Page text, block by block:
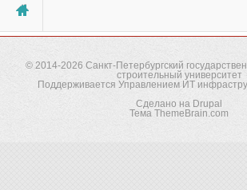
Вы здесь
© 2014-2026 Санкт-Петербургский
строительный университет
Поддерживается Управлением ИТ
Сделано на Drupal
Тема ThemeBrain.com